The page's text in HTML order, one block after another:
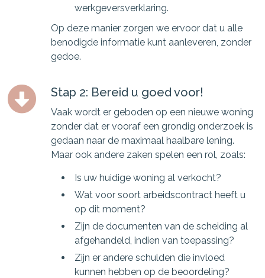
werkgeversverklaring.
Op deze manier zorgen we ervoor dat u alle
benodigde informatie kunt aanleveren, zonder
gedoe.
Stap 2: Bereid u goed voor!
Vaak wordt er geboden op een nieuwe woning
zonder dat er vooraf een grondig onderzoek is
gedaan naar de maximaal haalbare lening.
Maar ook andere zaken spelen een rol, zoals:
Is uw huidige woning al verkocht?
Wat voor soort arbeidscontract heeft u
op dit moment?
Zijn de documenten van de scheiding al
afgehandeld, indien van toepassing?
Zijn er andere schulden die invloed
kunnen hebben op de beoordeling?